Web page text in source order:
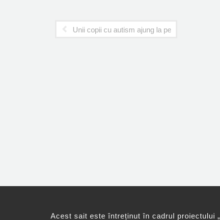
Unii copii cu autism ajung la performanţe
Acest sait este întreținut în cadrul proiectului